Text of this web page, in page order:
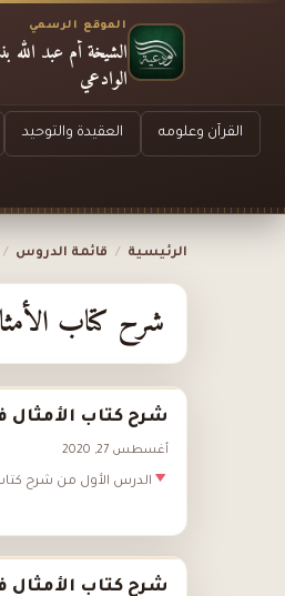
الموقع الرسمي
الشيخة أم عبد
الوادعي
القرآن وعلومه العقيدة والتوحيد
الرئيسية / قائمة الدروس /
شرح كتاب
شرح كتاب الأمثال
أغسطس 27, 2020
الدرس الأول من شرح
شرح كتاب الأمثال